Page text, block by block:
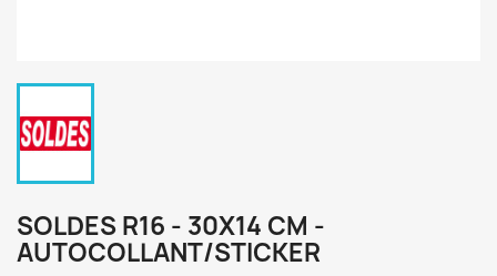
SOLDES R16 - 30X14 CM -
AUTOCOLLANT/STICKER